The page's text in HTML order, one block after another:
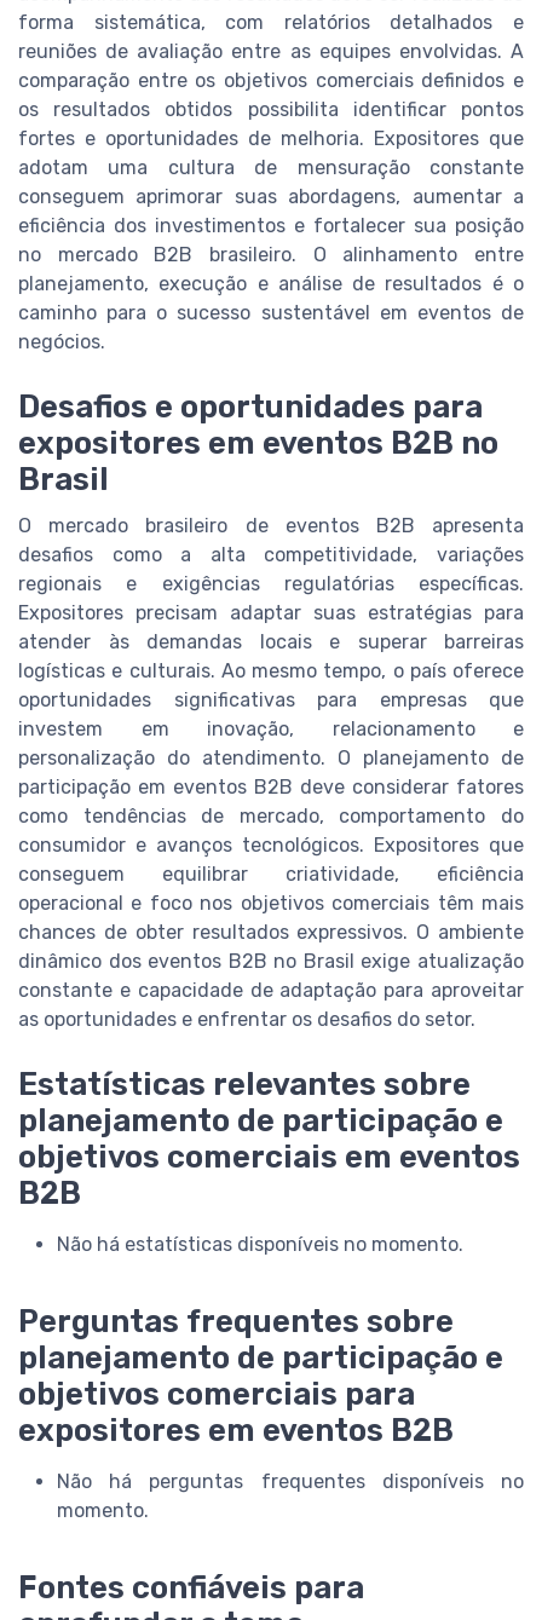
forma sistemática, com relatórios detalhados e
reuniões de avaliação entre as equipes envolvidas. A
comparação entre os objetivos comerciais definidos e
os resultados obtidos possibilita identificar pontos
fortes e oportunidades de melhoria. Expositores que
adotam uma cultura de mensuração constante
conseguem aprimorar suas abordagens, aumentar a
eficiência dos investimentos e fortalecer sua posição
no mercado B2B brasileiro. O alinhamento entre
planejamento, execução e análise de resultados é o
caminho para o sucesso sustentável em eventos de
negócios.
Desafios e oportunidades para
expositores em eventos B2B no
Brasil
O mercado brasileiro de eventos B2B apresenta
desafios como a alta competitividade, variações
regionais e exigências regulatórias específicas.
Expositores precisam adaptar suas estratégias para
atender às demandas locais e superar barreiras
logísticas e culturais. Ao mesmo tempo, o país oferece
oportunidades significativas para empresas que
investem em inovação, relacionamento e
personalização do atendimento. O planejamento de
participação em eventos B2B deve considerar fatores
como tendências de mercado, comportamento do
consumidor e avanços tecnológicos. Expositores que
conseguem equilibrar criatividade, eficiência
operacional e foco nos objetivos comerciais têm mais
chances de obter resultados expressivos. O ambiente
dinâmico dos eventos B2B no Brasil exige atualização
constante e capacidade de adaptação para aproveitar
as oportunidades e enfrentar os desafios do setor.
Estatísticas relevantes sobre
planejamento de participação e
objetivos comerciais em eventos
B2B
Não há estatísticas disponíveis no momento.
Perguntas frequentes sobre
planejamento de participação e
objetivos comerciais para
expositores em eventos B2B
Não há perguntas frequentes disponíveis no
momento.
Fontes confiáveis para